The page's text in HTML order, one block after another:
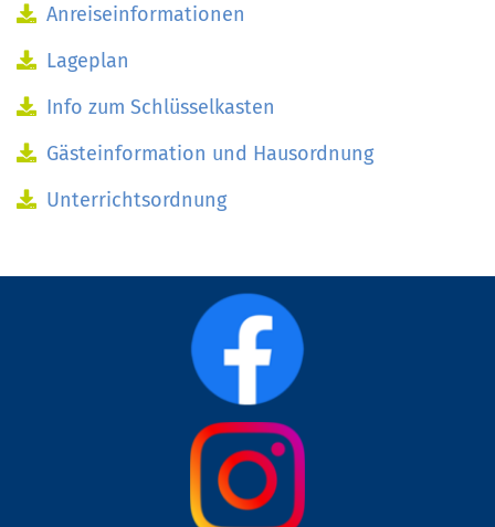
Anreiseinformationen
Lageplan
Info zum Schlüsselkasten
Gästeinformation und Hausordnung
Unterrichtsordnung